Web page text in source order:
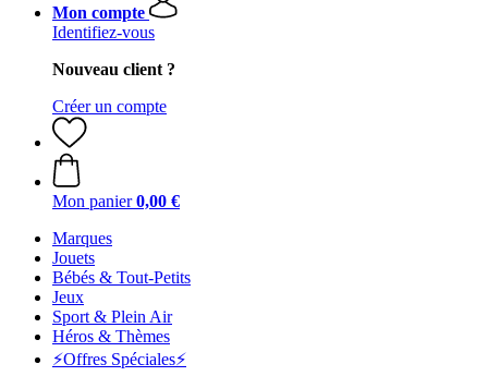
Mon compte
Identifiez-vous
Nouveau client ?
Créer un compte
Mon panier 0,00 €
Marques
Jouets
Bébés & Tout-Petits
Jeux
Sport & Plein Air
Héros & Thèmes
⚡️Offres Spéciales⚡️